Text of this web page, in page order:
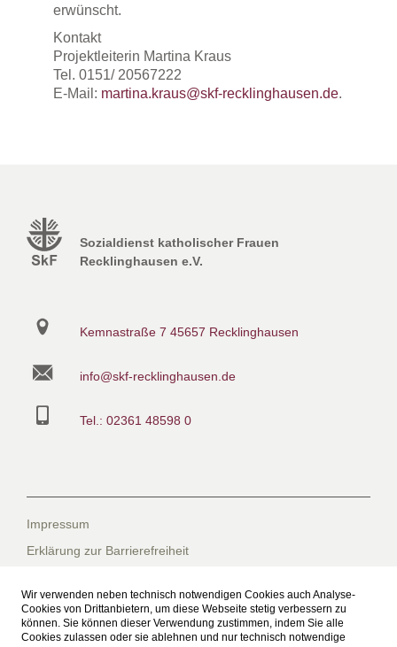
Wir verwenden neben technisch notwendigen Cookies auch Analyse-
Cookies von Drittanbietern, um diese Webseite stetig verbessern zu
können. Sie können dieser Verwendung zustimmen, indem Sie alle
Cookies zulassen oder sie ablehnen und nur technisch notwendige
erwünscht.
Kontakt
Projektleiterin Martina Kraus
Tel. 0151/ 20567222
E-Mail: martina.kraus@skf-recklinghausen.de.
Sozialdienst katholischer Frauen
Recklinghausen e.V.
Kemnastraße 7 45657 Recklinghausen
info@skf-recklinghausen.de
Tel.: 02361 48598 0
Impressum
Erklärung zur Barrierefreiheit
Datenschutzerklärung für die Facebook-Seite
Suche